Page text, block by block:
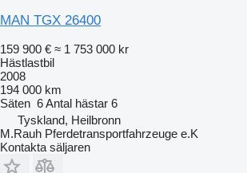
MAN TGX 26400
159 900 € ≈ 1 753 000 kr
Hästlastbil
2008
194 000 km
Säten 6Antal hästar 6
Tyskland, Heilbronn
M.Rauh Pferdetransportfahrzeuge e.K
Kontakta säljaren